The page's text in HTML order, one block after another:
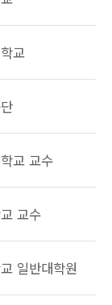
교
교 교수
교수
일반대학원